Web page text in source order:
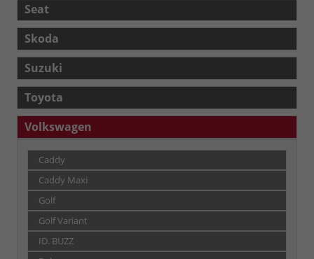
Seat
Skoda
Suzuki
Toyota
Volkswagen
Caddy
Caddy Maxi
Golf
Golf Variant
ID. BUZZ